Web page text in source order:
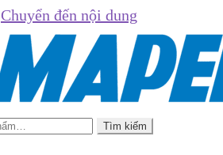
Chuyển đến nội dung
Tìm kiếm